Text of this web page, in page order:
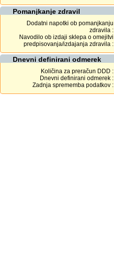
Pomanjkanje zdravil
Dodatni napotki ob pomanjkanju
zdravila :
Navodilo ob izdaji sklepa o omejitvi
predpisovanja/izdajanja zdravila :
Dnevni definirani odmerek
Količina za preračun DDD :
Dnevni definirani odmerek :
Zadnja sprememba podatkov :